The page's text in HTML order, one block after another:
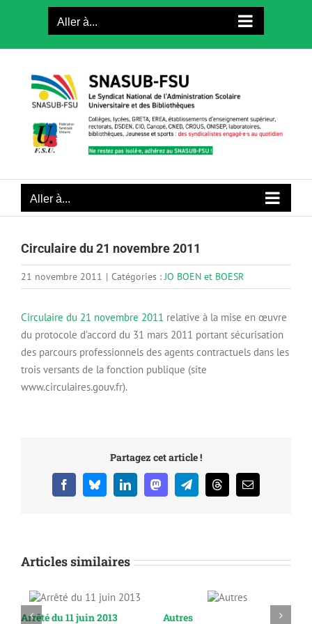
Aller à...
Aller à...
Circulaire du 21 novembre 2011
21 novembre 2011 | Catégories : JO BOEN et BOESR
Circulaire du 21 novembre 2011 relative à la mise en œuvre
du protocole d’accord du 31 mars 2011 portant sécurisation
des parcours professionnels des agents contractuels dans les
trois versants de la fonction publique (site
www.circulaires.gouv.fr).
Partagez cet article !
FacebookBlueskyLinkedInMastodonTelegramThreadsEmail
Articles similaires
Arrêté du 11 juin 2013 Autres